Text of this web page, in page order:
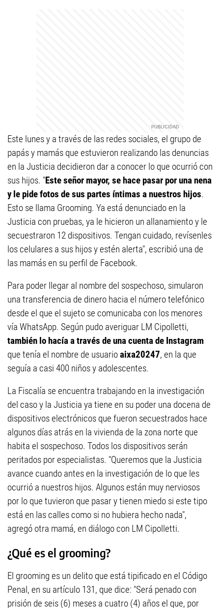
Este lunes y a través de las redes sociales, el grupo de
papás y mamás que estuvieron realizando las denuncias
en la Justicia decidieron dar a conocer lo que ocurrió con
sus hijos. "Este señor mayor, se hace pasar por una nena
y le pide fotos de sus partes íntimas a nuestros hijos.
Esto se llama Grooming. Ya está denunciado en la
Justicia con pruebas, ya le hicieron un allanamiento y le
secuestraron 12 dispositivos. Tengan cuidado, revísenles
los celulares a sus hijos y estén alerta", escribió una de
las mamás en su perfil de Facebook.
Para poder llegar al nombre del sospechoso, simularon
una transferencia de dinero hacia el número telefónico
desde el que el sujeto se comunicaba con los menores
vía WhatsApp. Según pudo averiguar LM Cipolletti,
también lo hacía a través de una cuenta de Instagram
que tenía el nombre de usuarioaixa20247, en la que
seguía a casi 400 niños y adolescentes.
La Fiscalía se encuentra trabajando en la investigación
del caso y la Justicia ya tiene en su poder una docena de
dispositivos electrónicos que fueron secuestrados hace
algunos días atrás en la vivienda de la zona norte que
habita el sospechoso. Todos los dispositivos serán
peritados por especialistas. "Queremos que la Justicia
avance cuando antes en la investigación de lo que les
ocurrió a nuestros hijos. Algunos están muy nerviosos
por lo que tuvieron que pasar y tienen miedo si este tipo
está en las calles como si no hubiera hecho nada",
agregó otra mamá, en diálogo con LM Cipolletti.
¿Qué es el grooming?
El grooming es un delito que está tipificado en el Código
Penal, en su artículo 131, que dice: "Será penado con
prisión de seis (6) meses a cuatro (4) años el que, por